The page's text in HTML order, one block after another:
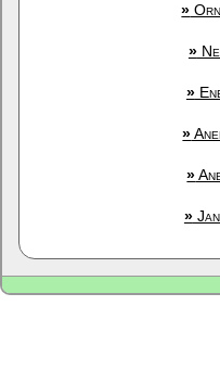
»
»
»
»
»
»